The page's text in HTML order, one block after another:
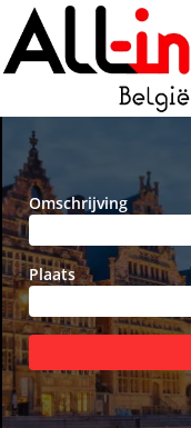
Omschrijving
Plaats